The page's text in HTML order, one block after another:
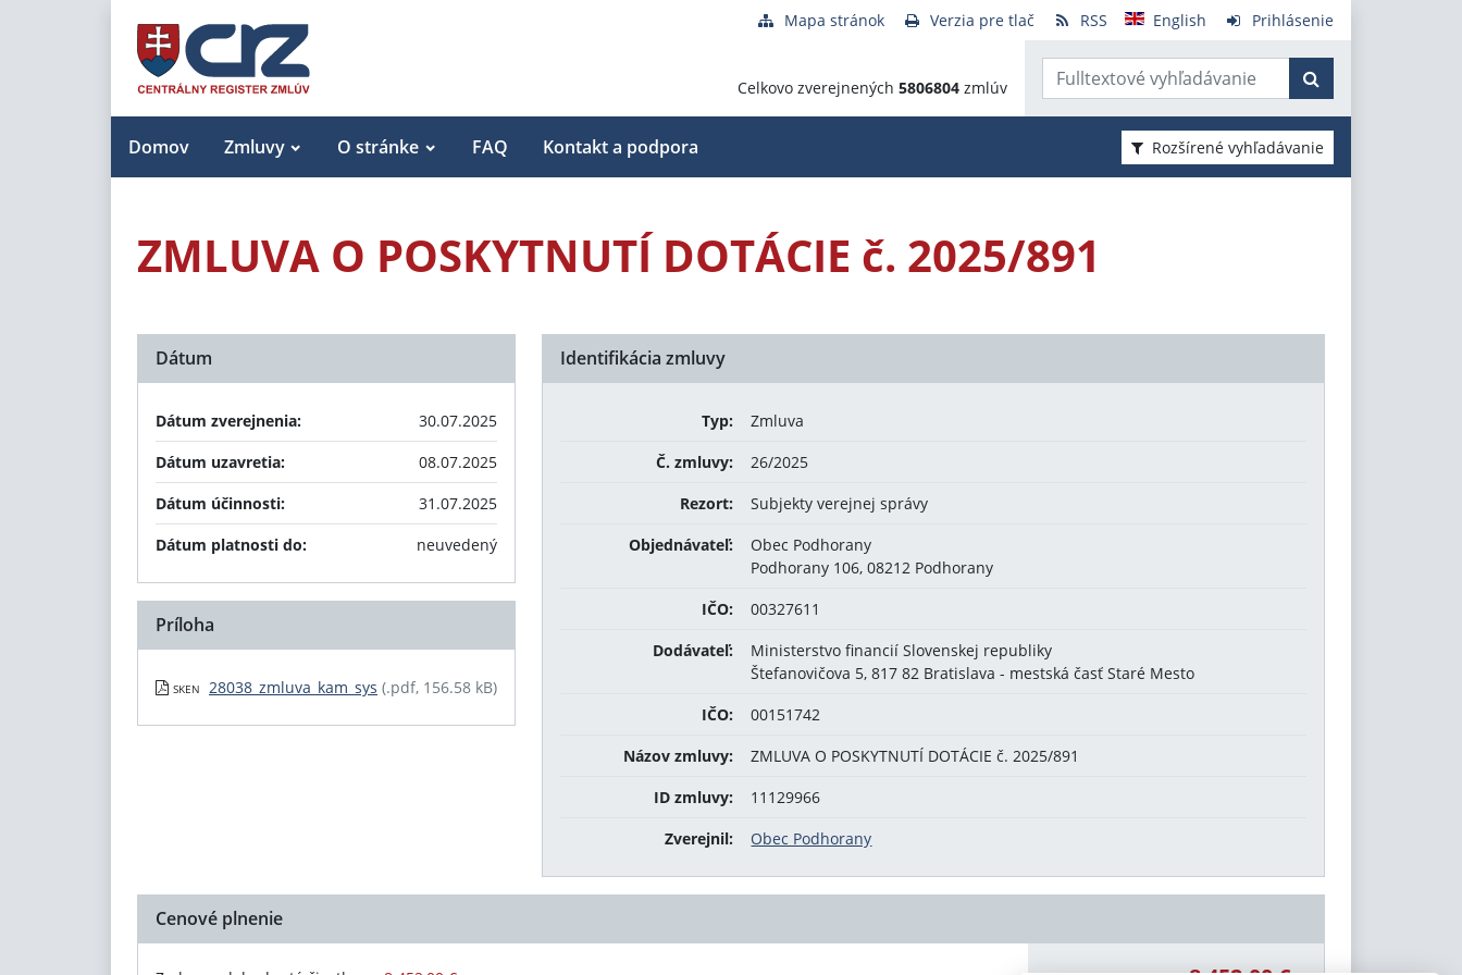
Mapa stránok Verzia pre tlač RSS English Prihlásenie
Celkovo zverejnených 5806804 zmlúv
Domov Zmluvy O stránke FAQ Kontakt a podpora Rozšírené vyhľadávanie
ZMLUVA O POSKYTNUTÍ DOTÁCIE č. 2025/891
Identifikácia zmluvy
Typ:
Zmluva
Č. zmluvy:
26/2025
Rezort:
Subjekty verejnej správy
Objednávateľ:
Obec Podhorany
Podhorany 106, 08212 Podhorany
IČO:
00327611
Dodávateľ:
Ministerstvo financií Slovenskej republiky
Štefanovičova 5, 817 82 Bratislava - mestská časť Staré Mesto
IČO:
00151742
Názov zmluvy:
ZMLUVA O POSKYTNUTÍ DOTÁCIE č. 2025/891
ID zmluvy:
11129966
Zverejnil:
Obec Podhorany
Dátum
Dátum zverejnenia:
30.07.2025
Dátum uzavretia:
08.07.2025
Dátum účinnosti:
31.07.2025
Dátum platnosti do:
neuvedený
Príloha
SKEN 28038_zmluva_kam_sys (.pdf, 156.58 kB)
Cenové plnenie